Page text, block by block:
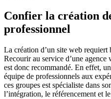
Confier la création
professionnel
La création d’un site web requiert
Recourir au service d’une agence
est donc recommandé. En effet,
équipe de professionnels aux
ces groupes est spécialiste dans
l’intégration, le référencement et